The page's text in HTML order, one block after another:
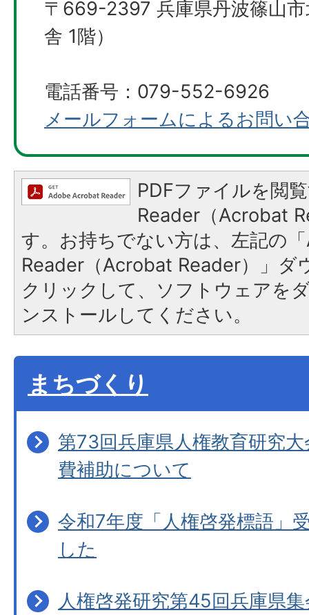
〒669-2397 兵庫県丹波篠山
舎 1階）
電話番号：079-552-6926
メールフォームによるお問い
PDFファイルを閲
Reader（Acrobat
す。お持ちでない方は、左記の
Reader（Acrobat Reader）」ダ
クリックして、ソフトウェアを
ンストールしてください。
まちづくり
第73回兵庫県人権教育研究
費補助について
令和7年度「人権啓発標語」
した
人権啓発研究第45回兵庫県